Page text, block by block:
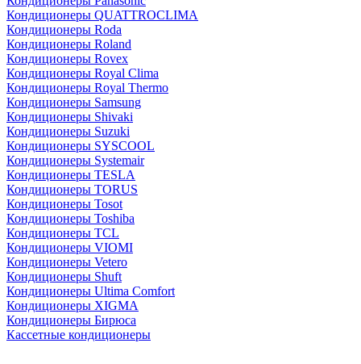
Кондиционеры QUATTROCLIMA
Кондиционеры Roda
Кондиционеры Roland
Кондиционеры Rovex
Кондиционеры Royal Clima
Кондиционеры Royal Thermo
Кондиционеры Samsung
Кондиционеры Shivaki
Кондиционеры Suzuki
Кондиционеры SYSCOOL
Кондиционеры Systemair
Кондиционеры TESLA
Кондиционеры TORUS
Кондиционеры Tosot
Кондиционеры Toshiba
Кондиционеры TCL
Кондиционеры VIOMI
Кондиционеры Vetero
Кондиционеры Shuft
Кондиционеры Ultima Comfort
Кондиционеры XIGMA
Кондиционеры Бирюса
Кассетные кондиционеры